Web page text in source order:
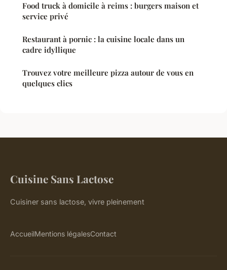
Food truck à domicile à reims : burgers maison et
service privé
Restaurant à pornic : la cuisine locale dans un
cadre idyllique
Trouvez votre meilleure pizza autour de vous en
quelques clics
Cuisine Sans Lactose
Cuisiner sans lactose, vivre pleinement
AccueilMentions légalesContact